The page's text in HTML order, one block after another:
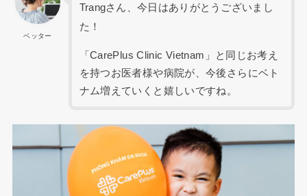
ベッター
Trangさん、今日はありがとうございまし
た！
「CarePlus Clinic Vietnam」と同じお考え
を持つお医者様や病院が、今後さらにベト
ナム増えていくと嬉しいですね。